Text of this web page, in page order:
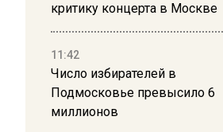
критику концерта в Москве
11:42
Число избирателей в
Подмосковье превысило 6
миллионов